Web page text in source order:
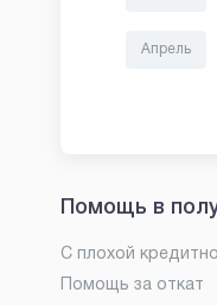
Апрель
Помощь в
С плохой
Помощь за откат